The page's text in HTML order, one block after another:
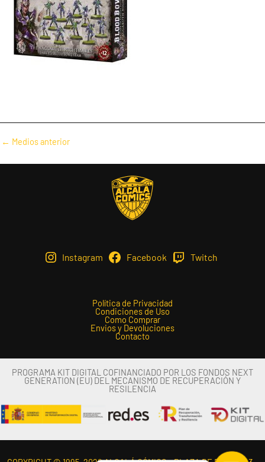
Navegación
de
← Medios anterior
Instagram Facebook Twitch
Política de Privacidad
Condiciones de Uso
Como Comprar
Envios y Devoluciones
Contacto
PROGRAMA KIT DIGITAL COFINANCIADO POR LOS FONDOS NEXT
GENERATION (EU) DEL MECANISMO DE RECUPERACIÓN Y
RESILENCIA